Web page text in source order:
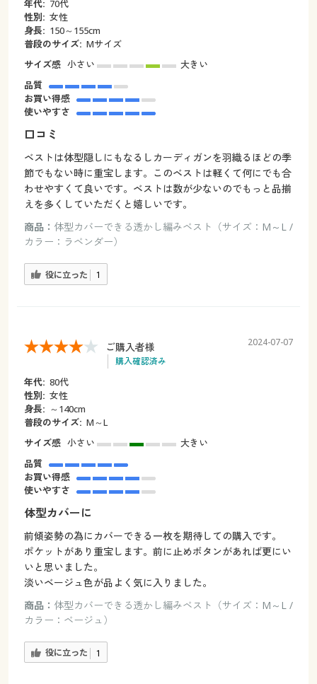
年代: 70代
性別: 女性
身長: 150～155cm
普段のサイズ: Mサイズ
サイズ感 小さい
大きい
品質
お買い得感
使いやすさ
口コミ
ベストは体型隠しにもなるしカーディガンを羽織るほどの季
節でもない時に重宝します。このベストは軽くて何にでも合
わせやすくて良いです。ベストは数が少ないのでもっと品揃
えを多くしていただくと嬉しいです。
商品： 体型カバーできる透かし編みベスト（サイズ：M～L /
カラー：ラベンダー）
役に立った 1
ご購入者様
購入確認済み
2024-07-07
年代: 80代
性別: 女性
身長: ～140cm
普段のサイズ: M～L
サイズ感 小さい
大きい
品質
お買い得感
使いやすさ
体型カバーに
前傾姿勢の為にカバーできる一枚を期待しての購入です。
ポケットがあり重宝します。前に止めボタンがあれば更にい
いと思いました。
淡いベージュ色が品よく気に入りました。
商品： 体型カバーできる透かし編みベスト（サイズ：M～L /
カラー：ベージュ）
役に立った 1